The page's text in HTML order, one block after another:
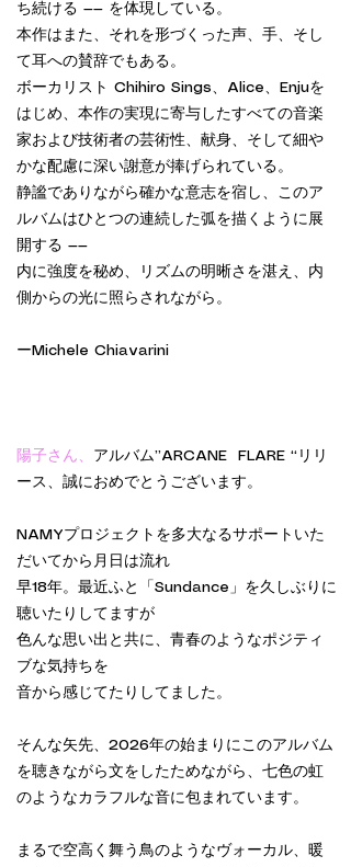
ち続ける —— を体現している。
本作はまた、それを形づくった声、手、そし
て耳への賛辞でもある。
ボーカリスト Chihiro Sings、Alice、Enjuを
はじめ、本作の実現に寄与したすべての音楽
家および技術者の芸術性、献身、そして細や
かな配慮に深い謝意が捧げられている。
静謐でありながら確かな意志を宿し、このア
ルバムはひとつの連続した弧を描くように展
開する ——
内に強度を秘め、リズムの明晰さを湛え、内
側からの光に照らされながら。
ーMichele Chiavarini
陽子さん、 アルバム”ARCANE FLARE “リリ
ース、誠におめでとうございます。
NAMYプロジェクトを多大なるサポートいた
だいてから月日は流れ
早18年。最近ふと「Sundance」を久しぶりに
聴いたりしてますが
色んな思い出と共に、青春のようなポジティ
ブな気持ちを
音から感じてたりしてました。
そんな矢先、2026年の始まりにこのアルバム
を聴きながら文をしたためながら、七色の虹
のようなカラフルな音に包まれています。
まるで空高く舞う鳥のようなヴォーカル、暖